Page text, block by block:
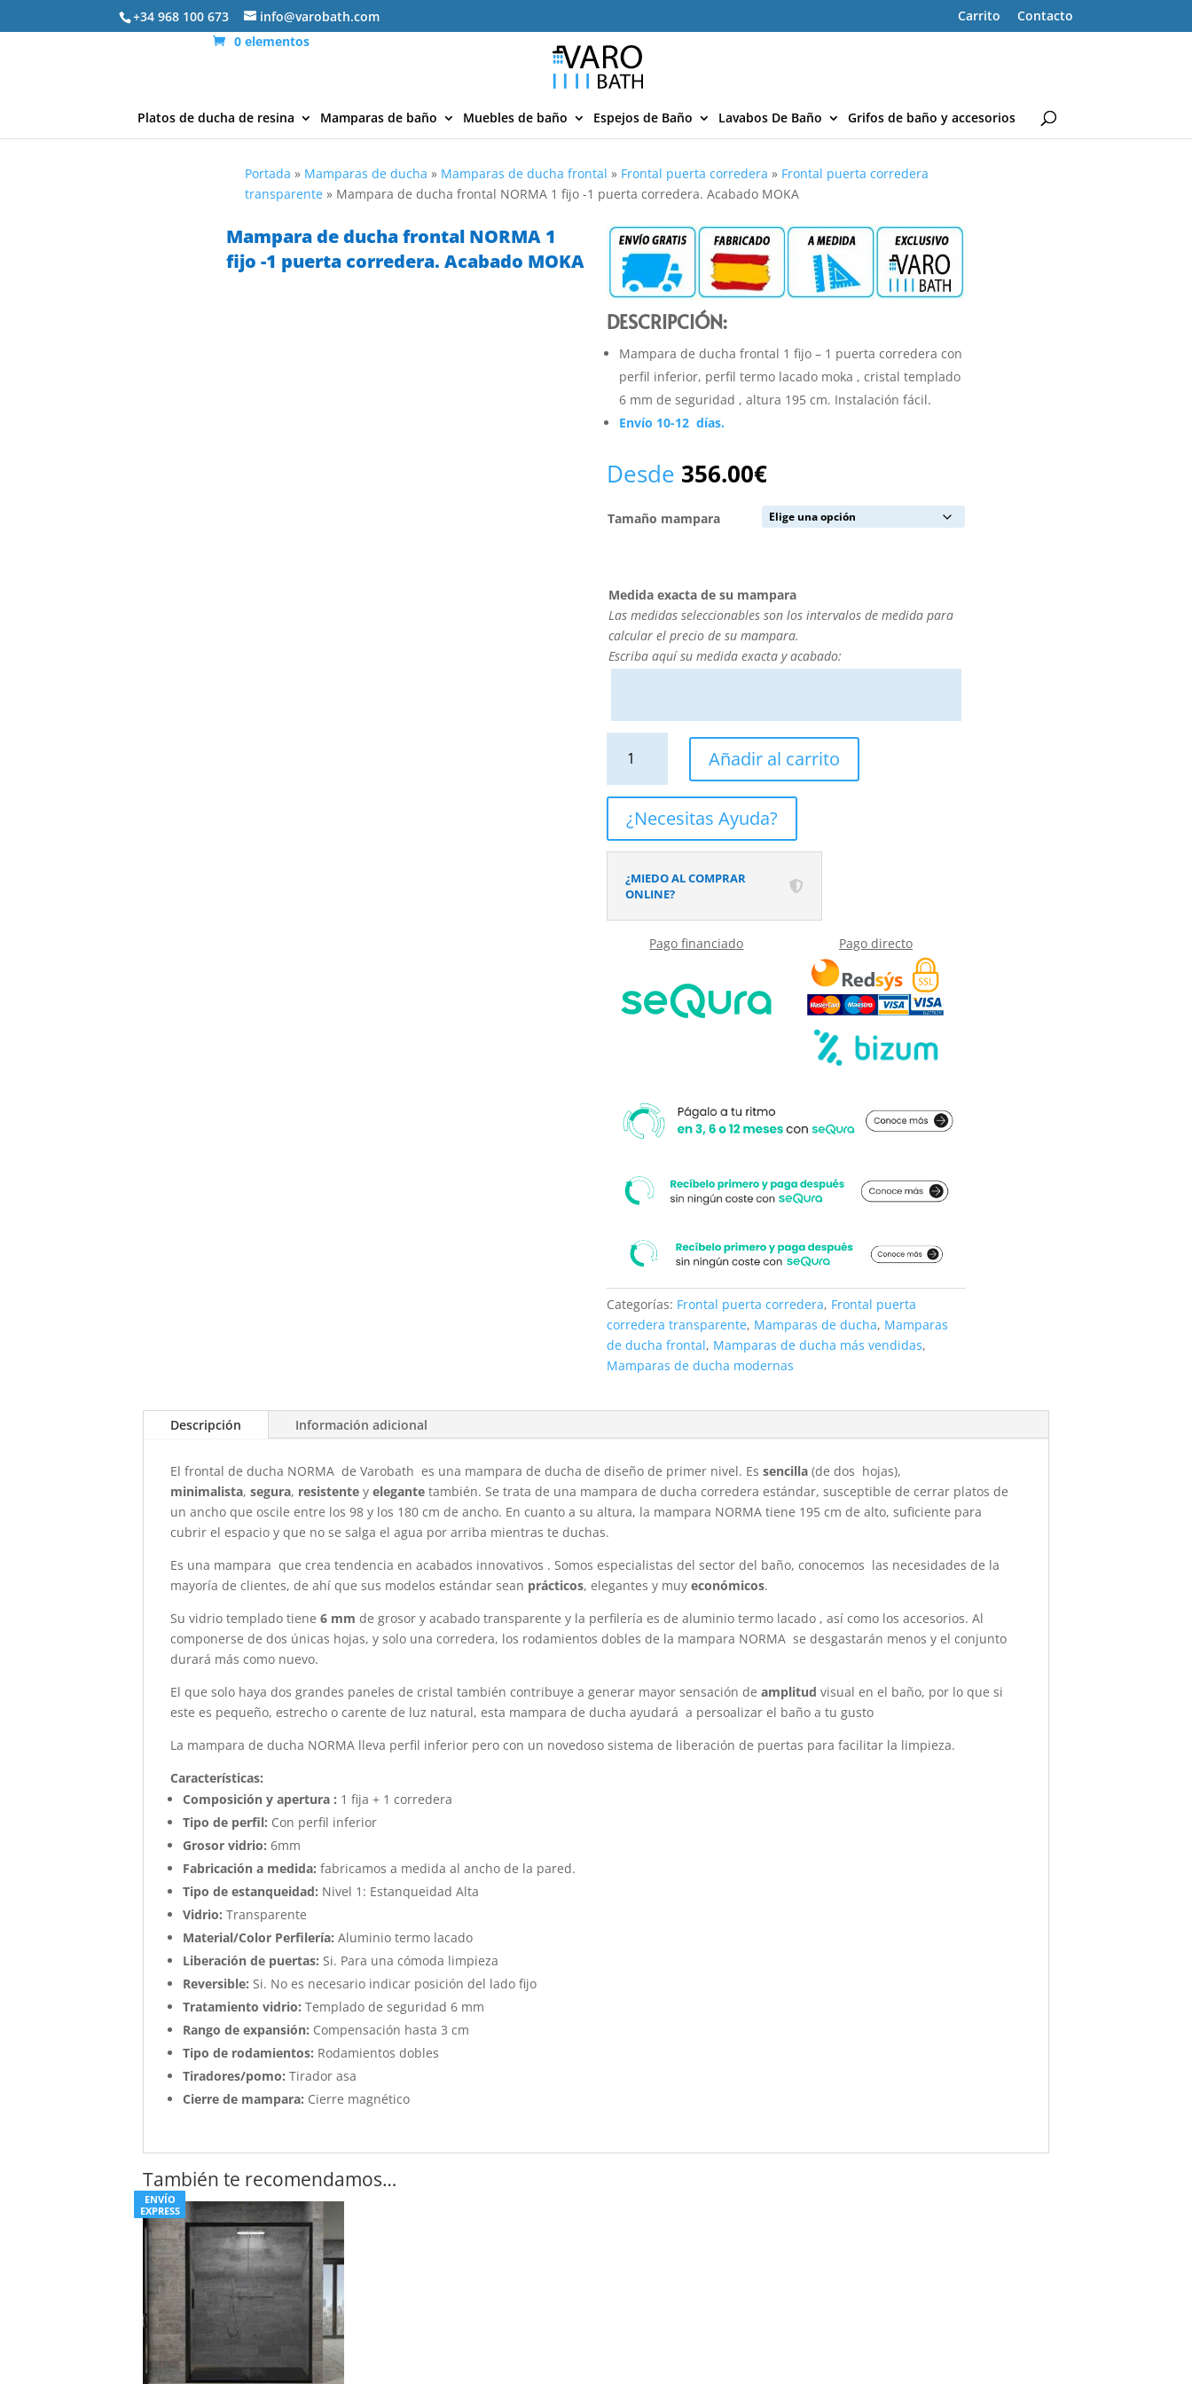
+34 968 100 673 info@varobath.com Carrito
Contacto
0 elementos
Platos de ducha de resina Mamparas de baño Muebles de baño Espejos de Baño Lavabos De Baño Grifos de baño y accesorios
Portada » Mamparas de ducha » Mamparas de ducha frontal » Frontal puerta corredera » Frontal puerta corredera
transparente » Mampara de ducha frontal NORMA 1 fijo -1 puerta corredera. Acabado MOKA
Mampara de ducha frontal NORMA 1
fijo -1 puerta corredera. Acabado MOKA
DESCRIPCIÓN:
Mampara de ducha frontal 1 fijo – 1 puerta corredera con
perfil inferior, perfil termo lacado moka , cristal templado
6 mm de seguridad , altura 195 cm. Instalación fácil.
Envío 10-12 días.
Desde 356.00€
Tamaño mampara
Medida exacta de su mampara
Las medidas seleccionables son los intervalos de medida para
calcular el precio de su mampara.
Escriba aquí su medida exacta y acabado:
ducha
frontal
NORMA
1
corredera.
Acabado
cantidad
Añadir al carrito
¿Necesitas Ayuda?
¿MIEDO AL COMPRAR
ONLINE?
Pago financiado Pago directo
Categorías: Frontal puerta corredera, Frontal puerta
corredera transparente, Mamparas de ducha, Mamparas
de ducha frontal, Mamparas de ducha más vendidas,
Mamparas de ducha modernas
Descripción Información adicional
El frontal de ducha NORMA de Varobath es una mampara de ducha de diseño de primer nivel. Essencilla(de dos hojas),
minimalista,segura, resistenteyelegante también. Se trata de una mampara de ducha corredera estándar, susceptible de cerrar platos de
un ancho que oscile entre los 98 y los 180 cm de ancho. En cuanto a su altura, la mampara NORMA tiene 195 cm de alto, suficiente para
cubrir el espacio y que no se salga el agua por arriba mientras te duchas.
Es una mampara que crea tendencia en acabados innovativos . Somos especialistas del sector del baño, conocemos las necesidades de la
mayoría de clientes, de ahí que sus modelos estándar sean prácticos, elegantes y muyeconómicos.
Su vidrio templado tiene6 mm de grosor y acabado transparente y la perfilería es de aluminio termo lacado , así como los accesorios. Al
componerse de dos únicas hojas, y solo una corredera, los rodamientos dobles de la mampara NORMA se desgastarán menos y el conjunto
durará más como nuevo.
El que solo haya dos grandes paneles de cristal también contribuye a generar mayor sensación deamplitudvisual en el baño, por lo que si
este es pequeño, estrecho o carente de luz natural, esta mampara de ducha ayudará a persoalizar el baño a tu gusto
La mampara de ducha NORMA lleva perfil inferior pero con un novedoso sistema de liberación de puertas para facilitar la limpieza.
Características:
Composición y apertura : 1 fija + 1 corredera
Tipo de perfil: Con perfil inferior
Grosor vidrio: 6mm
Fabricación a medida: fabricamos a medida al ancho de la pared.
Tipo de estanqueidad: Nivel 1: Estanqueidad Alta
Vidrio: Transparente
Material/Color Perfilería: Aluminio termo lacado
Liberación de puertas: Si. Para una cómoda limpieza
Reversible: Si. No es necesario indicar posición del lado fijo
Tratamiento vidrio: Templado de seguridad 6 mm
Rango de expansión: Compensación hasta 3 cm
Tipo de rodamientos: Rodamientos dobles
Tiradores/pomo: Tirador asa
Cierre de mampara: Cierre magnético
También te recomendamos…
ENVÍO
EXPRESS